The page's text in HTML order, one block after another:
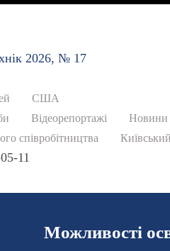
2026, № 17
США
Відеорепортажі
Новини
співробітництва
11
Можливості